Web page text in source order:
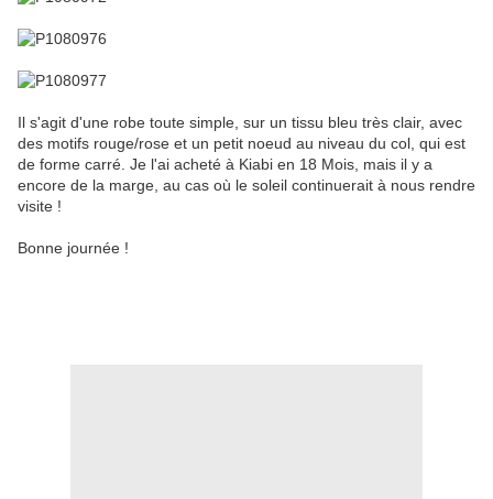
Il s'agit d'une robe toute simple, sur un tissu bleu très clair, avec
des motifs rouge/rose et un petit noeud au niveau du col, qui est
de forme carré. Je l'ai acheté à Kiabi en 18 Mois, mais il y a
encore de la marge, au cas où le soleil continuerait à nous rendre
visite !
Bonne journée !